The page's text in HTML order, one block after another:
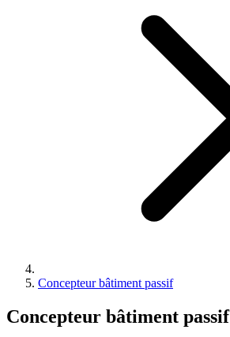
Concepteur bâtiment passif
Concepteur bâtiment passif